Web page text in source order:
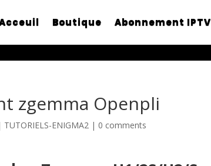
Boutique Abonnement IPTV
zgemma Openpli
TUTORIELS-ENIGMA2 | 0 comments